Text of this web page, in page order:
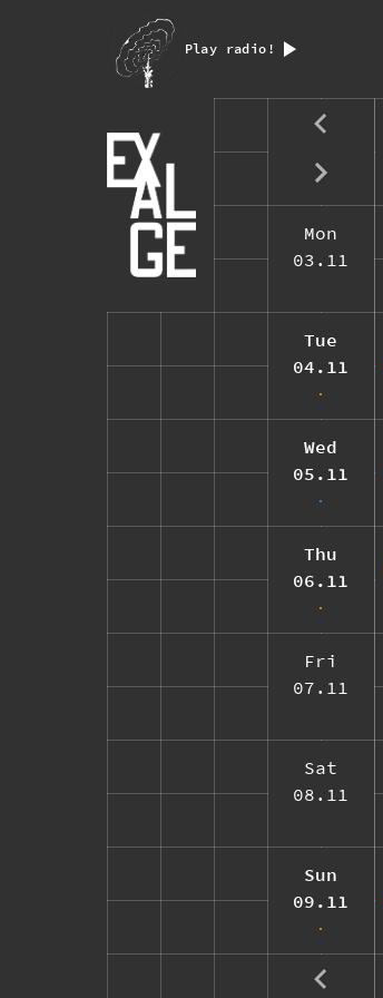
Play radio!
Mon
03.11
Tue
04.11
Wed
05.11
Thu
06.11
Fri
07.11
Sat
08.11
Sun
09.11